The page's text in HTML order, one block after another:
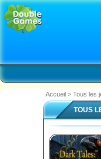
Accueil > Tous les
TOUS